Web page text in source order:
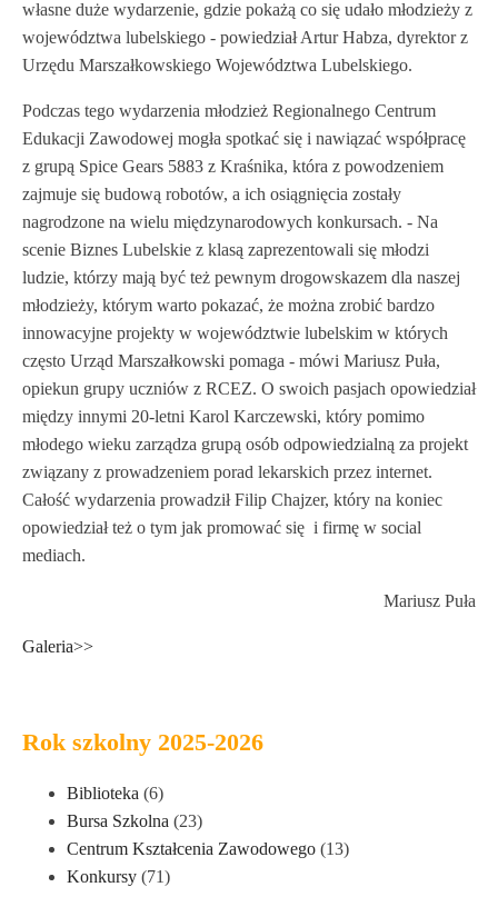
Rok szkolny 2025-2026
Biblioteka (6)
Bursa Szkolna (23)
Centrum Kształcenia Zawodowego (13)
Konkursy (71)
własne duże wydarzenie, gdzie pokażą co się udało młodzieży z
województwa lubelskiego - powiedział Artur Habza, dyrektor z
Urzędu Marszałkowskiego Województwa Lubelskiego.
Podczas tego wydarzenia młodzież Regionalnego Centrum
Edukacji Zawodowej mogła spotkać się i nawiązać współpracę
z grupą Spice Gears 5883 z Kraśnika, która z powodzeniem
zajmuje się budową robotów, a ich osiągnięcia zostały
nagrodzone na wielu międzynarodowych konkursach. - Na
scenie Biznes Lubelskie z klasą zaprezentowali się młodzi
ludzie, którzy mają być też pewnym drogowskazem dla naszej
młodzieży, którym warto pokazać, że można zrobić bardzo
innowacyjne projekty w województwie lubelskim w których
często Urząd Marszałkowski pomaga - mówi Mariusz Puła,
opiekun grupy uczniów z RCEZ. O swoich pasjach opowiedział
między innymi 20-letni Karol Karczewski, który pomimo
młodego wieku zarządza grupą osób odpowiedzialną za projekt
związany z prowadzeniem porad lekarskich przez internet.
Całość wydarzenia prowadził Filip Chajzer, który na koniec
opowiedział też o tym jak promować się i firmę w social
mediach.
Mariusz Puła
Galeria>>